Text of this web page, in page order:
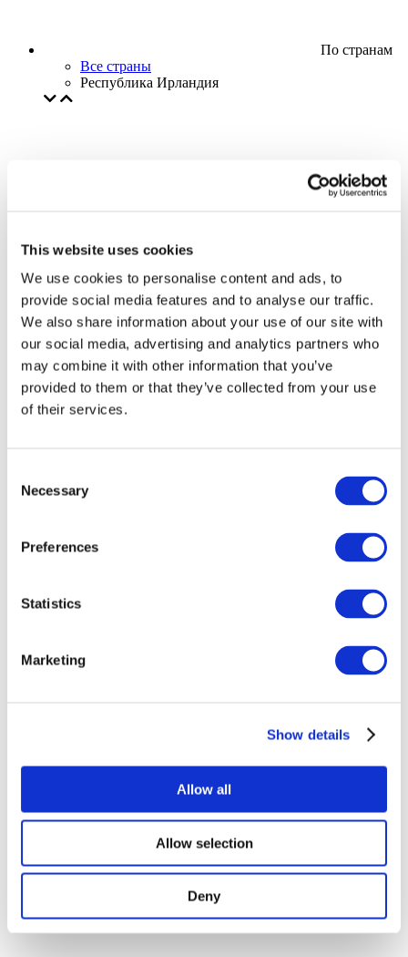
This website uses cookies
We use cookies to personalise content and ads, to
provide social media features and to analyse our traffic.
We also share information about your use of our site with
our social media, advertising and analytics partners who
may combine it with other information that you’ve
provided to them or that they’ve collected from your use
of their services.
Selection
Necessary
Preferences
Statistics
Marketing
Show details
Allow all
Allow selection
Deny
По странам
Все страны
Республика Ирландия
Творческий вечер
Наше спецпредложение
Применить